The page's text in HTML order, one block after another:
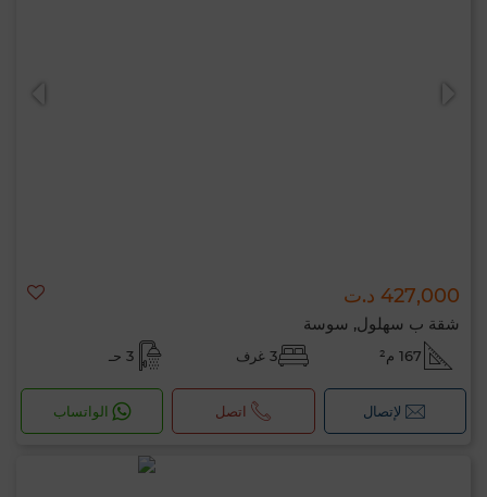
427,000 د.ت
شقة ب سهلول, سوسة
167 م² 3 غرف 3 حـ
لإتصال اتصل الواتساب